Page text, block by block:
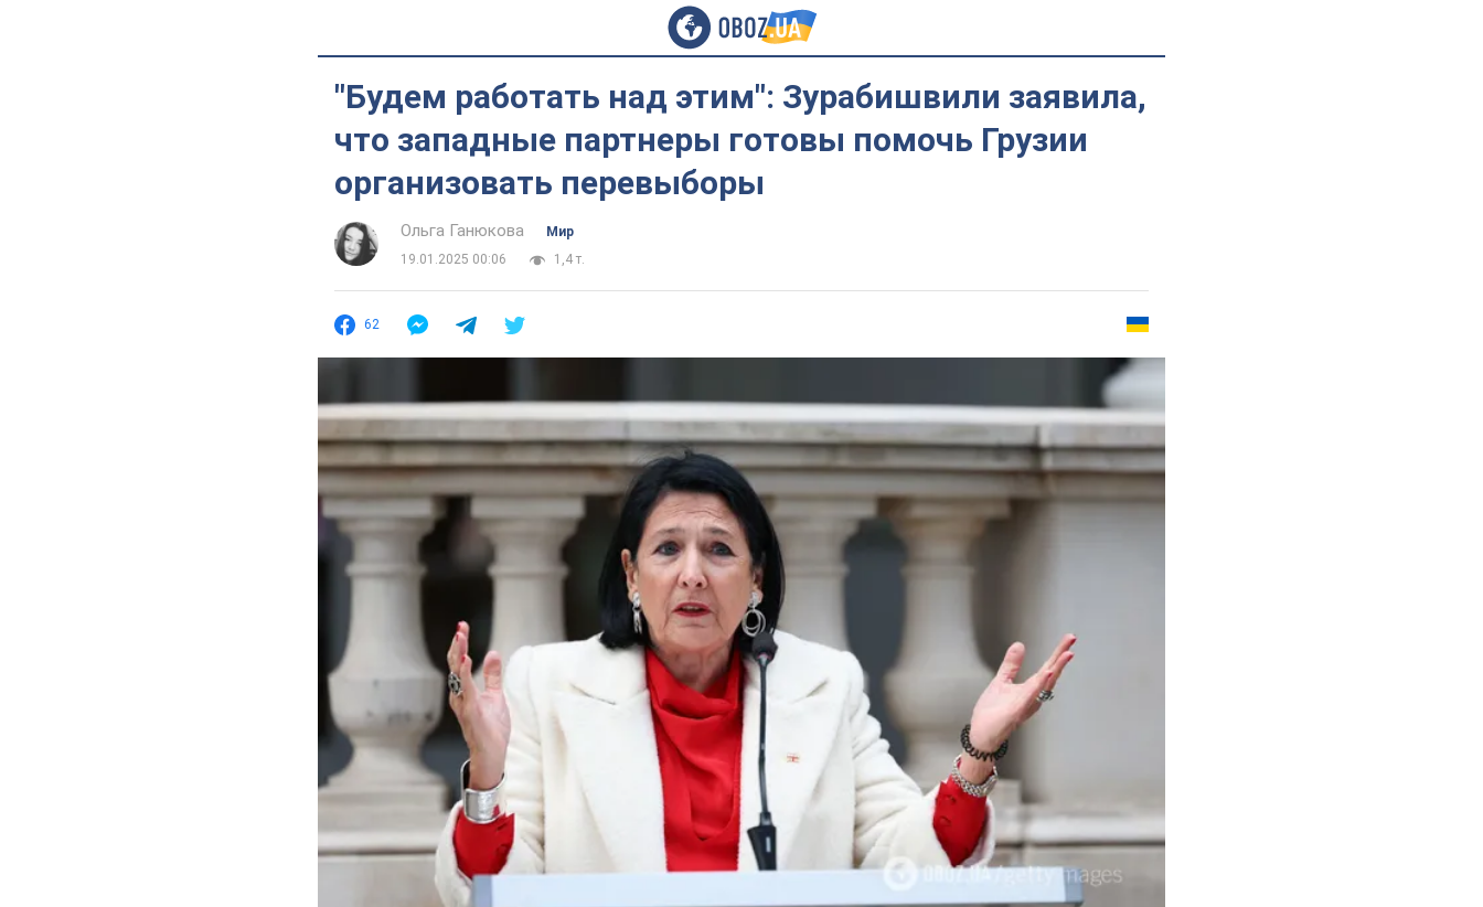
"Будем работать над этим": Зурабишвили заявила,
что западные партнеры готовы помочь Грузии
организовать перевыборы
Ольга Ганюкова
Мир
19.01.2025 00:06
1,4 т.
62